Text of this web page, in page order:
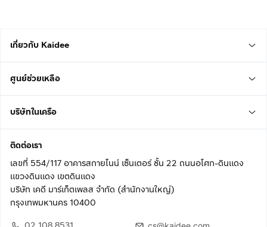
เกี่ยวกับ Kaidee
ศูนย์ช่วยเหลือ
บริษัทในเครือ
ติดต่อเรา
เลขที่ 554/117 อาคารสกายไนน์ เซ็นเตอร์ ชั้น 22 ถนนอโศก-ดินแดง
แขวงดินแดง เขตดินแดง
บริษัท เคดี มาร์เก็ตเพลส จำกัด (สำนักงานใหญ่)
กรุงเทพมหานคร 10400